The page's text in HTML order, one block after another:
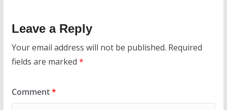
Leave a Reply
Your email address will not be published. Required
fields are marked *
Comment*